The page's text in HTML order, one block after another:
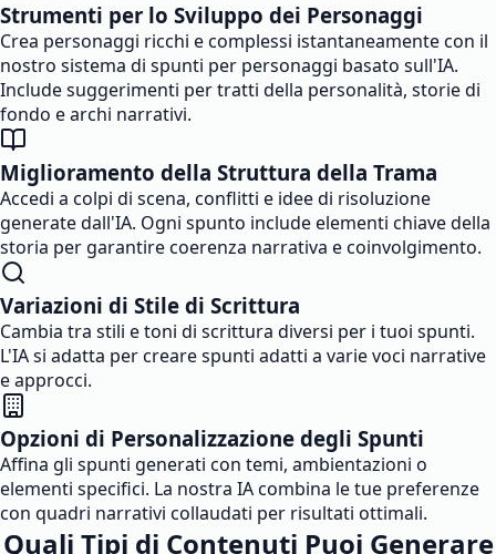
Strumenti per lo Sviluppo dei Personaggi
Crea personaggi ricchi e complessi istantaneamente con il
nostro sistema di spunti per personaggi basato sull'IA.
Include suggerimenti per tratti della personalità, storie di
fondo e archi narrativi.
Miglioramento della Struttura della Trama
Accedi a colpi di scena, conflitti e idee di risoluzione
generate dall'IA. Ogni spunto include elementi chiave della
storia per garantire coerenza narrativa e coinvolgimento.
Variazioni di Stile di Scrittura
Cambia tra stili e toni di scrittura diversi per i tuoi spunti.
L'IA si adatta per creare spunti adatti a varie voci narrative
e approcci.
Opzioni di Personalizzazione degli Spunti
Affina gli spunti generati con temi, ambientazioni o
elementi specifici. La nostra IA combina le tue preferenze
con quadri narrativi collaudati per risultati ottimali.
Quali Tipi di Contenuti Puoi Generare